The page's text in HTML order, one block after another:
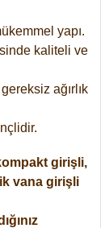
yapı.
kaliteli ve
ağırlık
girişli,
vana girişli